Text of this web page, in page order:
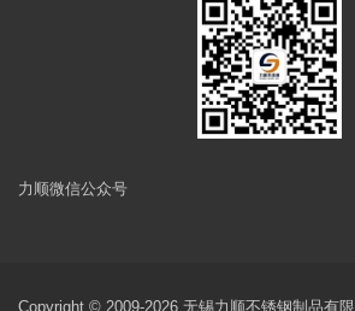
力顺微信公众号
Copyright © 2009-2026 无锡力顺不锈钢制品